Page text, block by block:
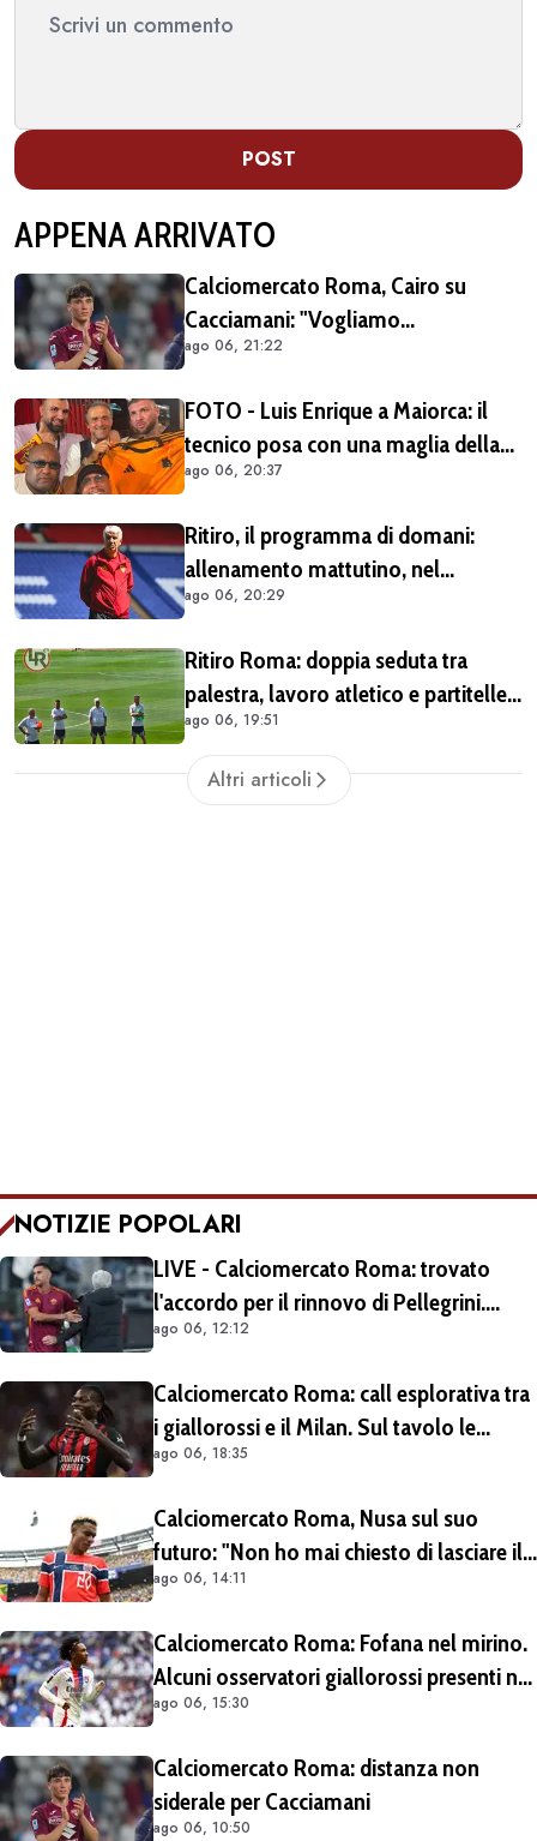
POST
APPENA ARRIVATO
Calciomercato Roma, Cairo su
Cacciamani: "Vogliamo
assolutamente tenerlo"
ago 06, 21:22
FOTO - Luis Enrique a Maiorca: il
tecnico posa con una maglia della
Roma insieme ai tifosi giallorossi
ago 06, 20:37
Ritiro, il programma di domani:
allenamento mattutino, nel
pomeriggio il trasferimento a
ago 06, 20:29
Ritiro Roma: doppia seduta tra
palestra, lavoro atletico e partitelle.
Malen in gruppo
ago 06, 19:51
Altri articoli
NOTIZIE POPOLARI
LIVE - Calciomercato Roma: trovato
l'accordo per il rinnovo di Pellegrini.
Prolungamento di un solo anno
ago 06, 12:12
Calciomercato Roma: call esplorativa tra
i giallorossi e il Milan. Sul tavolo le
situazioni di Leao e Soulé
ago 06, 18:35
Calciomercato Roma, Nusa sul suo
futuro: "Non ho mai chiesto di lasciare il
Lipsia". Giallorossi ancora al lavoro
ago 06, 14:11
Calciomercato Roma: Fofana nel mirino.
Alcuni osservatori giallorossi presenti nel
match di Champions con il Lione
ago 06, 15:30
Calciomercato Roma: distanza non
siderale per Cacciamani
ago 06, 10:50